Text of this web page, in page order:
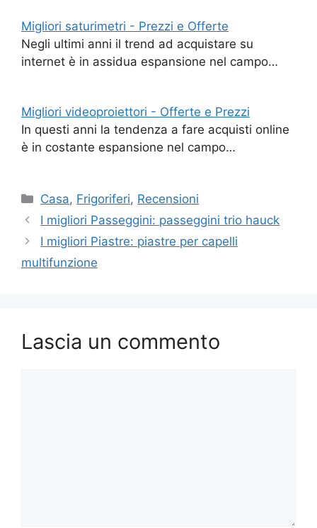
Migliori saturimetri - Prezzi e Offerte
Negli ultimi anni il trend ad acquistare su
internet è in assidua espansione nel campo…
Migliori videoproiettori - Offerte e Prezzi
In questi anni la tendenza a fare acquisti online
è in costante espansione nel campo…
Categorie
Casa, Frigoriferi, Recensioni
I migliori Passeggini: passeggini trio hauck
I migliori Piastre: piastre per capelli
multifunzione
Lascia un commento